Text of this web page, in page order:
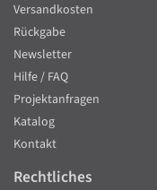
Versandkosten
Rückgabe
Newsletter
Hilfe / FAQ
Projektanfragen
Katalog
Kontakt
Rechtliches